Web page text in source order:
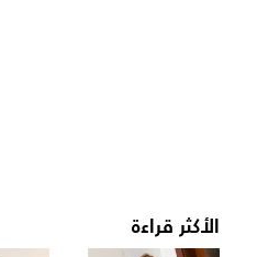
الأكثر قراءة